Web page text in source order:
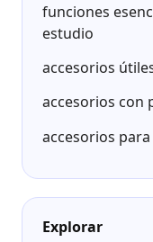
funciones
estudio
accesorios
accesorios con
accesorios
Explorar